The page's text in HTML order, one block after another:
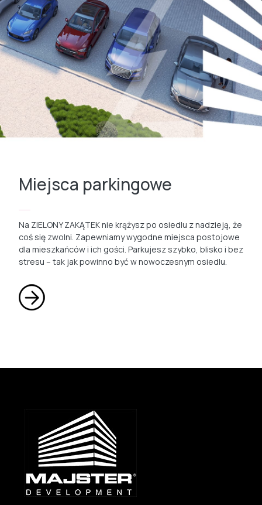
Miejsca parkingowe
Na ZIELONY ZAKĄTEK nie krążysz po osiedlu z nadzieją, że
coś się zwolni. Zapewniamy wygodne miejsca postojowe
dla mieszkańców i ich gości. Parkujesz szybko, blisko i bez
stresu – tak jak powinno być w nowoczesnym osiedlu.